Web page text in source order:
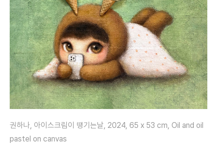
권하나, 아이스크림이 땡기는날, 2024, 65 x 53 cm, Oil and oil
pastel on canvas